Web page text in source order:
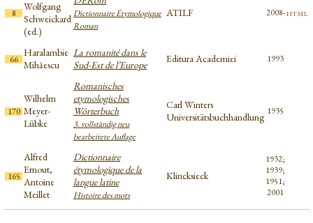
8
Wolfgang
Schweickard
(ed.)
Dictionnaire Étymologique
Roman
ATILF 2008-html
66
Haralambie
Mihăescu
La romanité dans le
Sud-Est de l’Europe
Editura Academiei 1993
170
Wilhelm
Meyer-
Lübke
Romanisches
etymologisches
Wörterbuch
3. vollständig neu
bearbeitete Auflage
Carl Winters
Universitätsbuchhandlung 1935
165
Alfred
Ernout,
Antoine
Meillet
Dictionnaire
étymologique de la
langue latine
Histoire des mots
Klincksieck
1932;
1939;
1951;
2001